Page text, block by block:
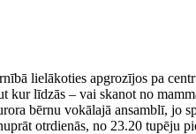
lielākoties apgrozījos pa
līdzās – vai skanot no
bērnu vokālajā ansamblī, jo
otrdienās, no 23.20 tupēju